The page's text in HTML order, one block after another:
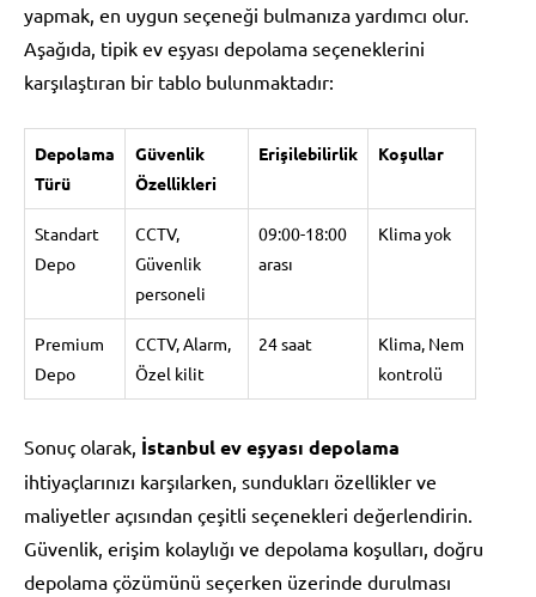
yapmak, en uygun seçeneği bulmanıza yardımcı olur.
Aşağıda, tipik ev eşyası depolama seçeneklerini
karşılaştıran bir tablo bulunmaktadır:
Depolama
Türü
Güvenlik
Özellikleri
Erişilebilirlik Koşullar
Standart
Depo
CCTV,
Güvenlik
personeli
09:00-18:00
arası
Klima yok
Premium
Depo
CCTV, Alarm,
Özel kilit
24 saat
Klima, Nem
kontrolü
Sonuç olarak, İstanbul ev eşyası depolama
ihtiyaçlarınızı karşılarken, sundukları özellikler ve
maliyetler açısından çeşitli seçenekleri değerlendirin.
Güvenlik, erişim kolaylığı ve depolama koşulları, doğru
depolama çözümünü seçerken üzerinde durulması